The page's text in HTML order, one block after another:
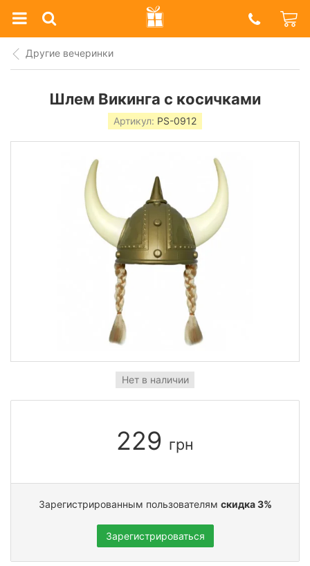
Prazdnik
Shop
Другие вечеринки
Шлем Викинга с косичками
Артикул: PS-0912
Нет в наличии
229 грн
Зарегистрированным пользователям скидка 3%
Зарегистрироваться